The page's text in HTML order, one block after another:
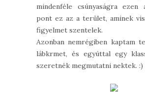
mindenféle csúnyaságra ezen
pont ez az a terület, aminek
figyelmet szentelek.
Azonban nemrégiben kaptam
lábkrmet, és egyúttal egy
szeretnék megmutatni nektek. :)